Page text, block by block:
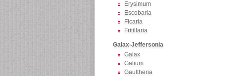
Erysimum
Escobaria
Ficaria
Fritillaria
Galax-Jeffersonia
Galax
Galium
Gaultheria